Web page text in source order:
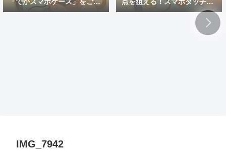
「でかスマホケース」をご紹
介
点を狙える！スマホタッチペ
ン
IMG_7942